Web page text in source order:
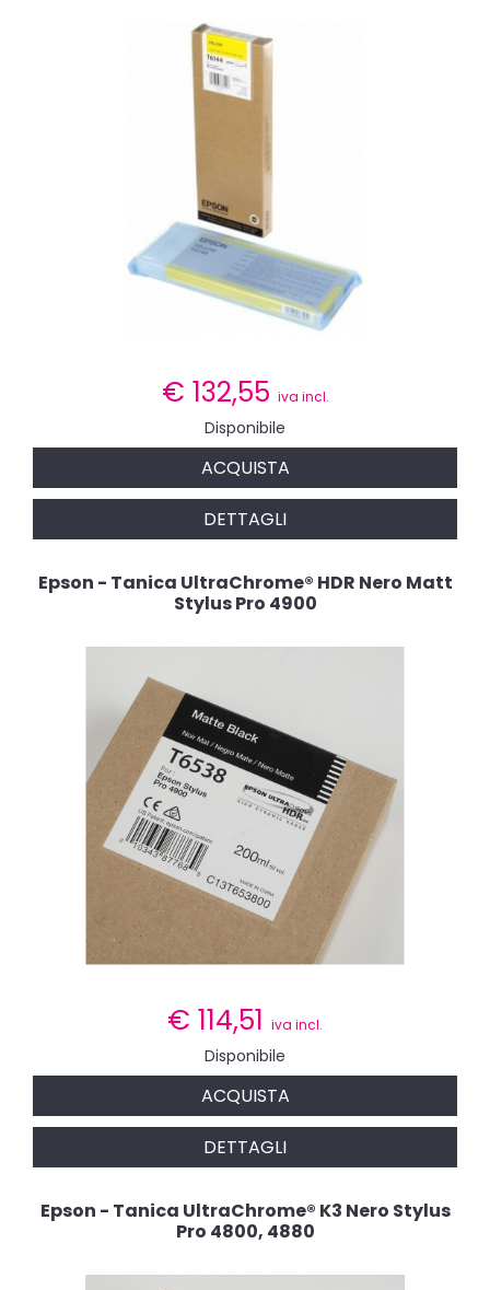
€ 132,55 iva incl.
Disponibile
ACQUISTA
DETTAGLI
Epson - Tanica UltraChrome® HDR Nero Matt
Stylus Pro 4900
€ 114,51 iva incl.
Disponibile
ACQUISTA
DETTAGLI
Epson - Tanica UltraChrome® K3 Nero Stylus
Pro 4800, 4880